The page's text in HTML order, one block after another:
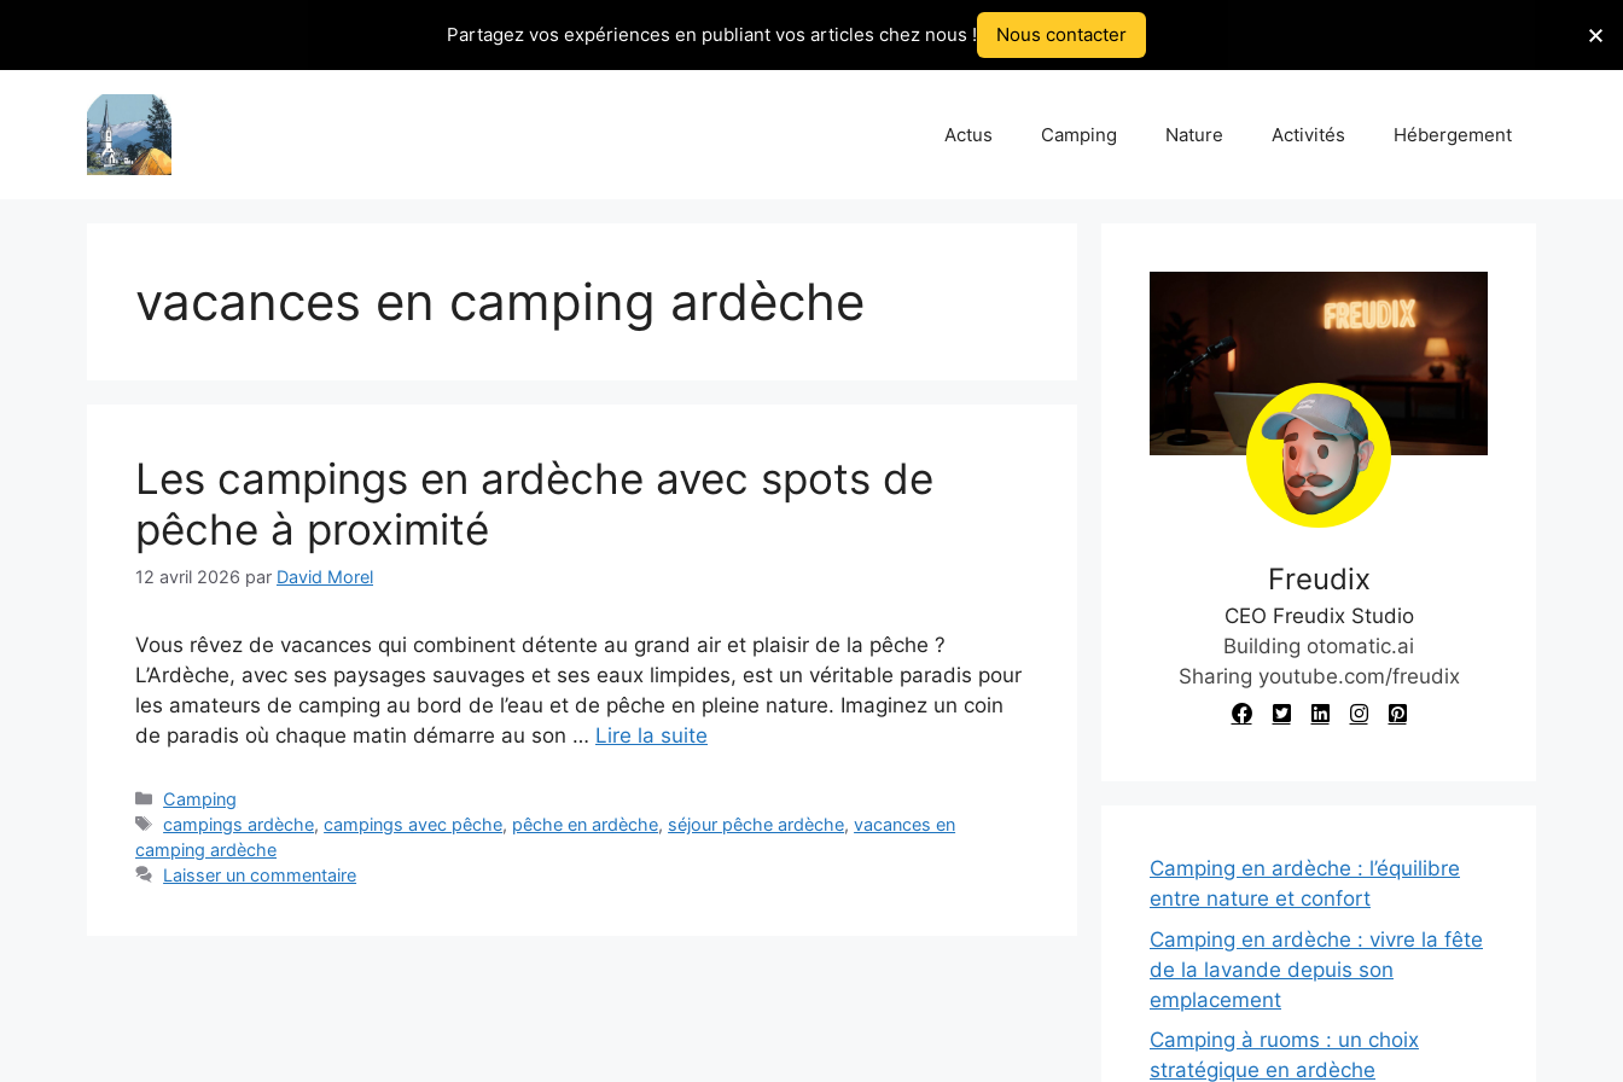
Actus Camping Nature Activités Hébergement
vacances en camping ardèche
Les campings en ardèche avec spots de
pêche à proximité
12 avril 2026 par David Morel
Vous rêvez de vacances qui combinent détente au grand air et plaisir de la pêche ?
L’Ardèche, avec ses paysages sauvages et ses eaux limpides, est un véritable paradis pour
les amateurs de camping au bord de l’eau et de pêche en pleine nature. Imaginez un coin
de paradis où chaque matin démarre au son … Lire la suite
Catégories
Camping
Étiquettes
campings ardèche,campings avec pêche, pêche en ardèche, séjour pêche ardèche,vacances en
camping ardèche
Laisser un commentaire
Freudix
CEO Freudix Studio
Building otomatic.ai
Sharing youtube.com/freudix
Camping en ardèche : l’équilibre
entre nature et confort
Camping en ardèche : vivre la fête
de la lavande depuis son
emplacement
Camping à ruoms : un choix
stratégique en ardèche
Partagez vos expériences en publiant vos articles chez nous ! Nous contacter